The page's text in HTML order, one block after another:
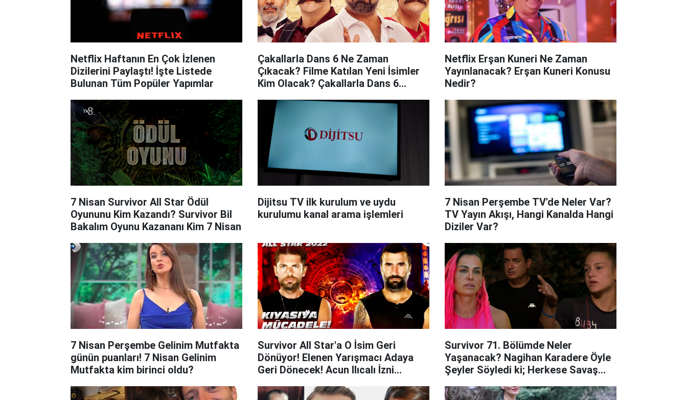
Netflix Haftanın En Çok İzlenen
Dizilerini Paylaştı! İşte Listede
Bulunan Tüm Popüler Yapımlar
Çakallarla Dans 6 Ne Zaman
Çıkacak? Filme Katılan Yeni İsimler
Kim Olacak? Çakallarla Dans 6
Netflix Erşan Kuneri Ne Zaman
Yayınlanacak? Erşan Kuneri Konusu
Nedir?
7 Nisan Survivor All Star Ödül
Oyununu Kim Kazandı? Survivor Bil
Bakalım Oyunu Kazananı Kim 7 Nisan
Dijitsu TV ilk kurulum ve uydu
kurulumu kanal arama işlemleri
7 Nisan Perşembe TV'de Neler Var?
TV Yayın Akışı, Hangi Kanalda Hangi
Diziler Var?
7 Nisan Perşembe Gelinim Mutfakta
günün puanları! 7 Nisan Gelinim
Mutfakta kim birinci oldu?
Survivor All Star'a O İsim Geri
Dönüyor! Elenen Yarışmacı Adaya
Geri Dönecek! Acun Ilıcalı İzni
Survivor 71. Bölümde Neler
Yaşanacak? Nagihan Karadere Öyle
Şeyler Söyledi ki; Herkese Savaş